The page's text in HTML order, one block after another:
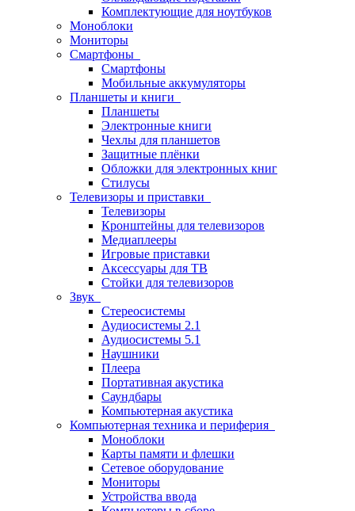
Комплектующие для ноутбуков
Моноблоки
Мониторы
Смартфоны
Смартфоны
Мобильные аккумуляторы
Планшеты и книги
Планшеты
Электронные книги
Чехлы для планшетов
Защитные плёнки
Обложки для электронных книг
Стилусы
Телевизоры и приставки
Телевизоры
Кронштейны для телевизоров
Медиаплееры
Игровые приставки
Аксессуары для ТВ
Стойки для телевизоров
Звук
Стереосистемы
Аудиосистемы 2.1
Аудиосистемы 5.1
Наушники
Плеера
Портативная акустика
Саундбары
Компьютерная акустика
Компьютерная техника и периферия
Моноблоки
Карты памяти и флешки
Сетевое оборудование
Мониторы
Устройства ввода